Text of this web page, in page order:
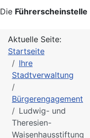
Die Führerscheinstelle
Aktuelle Seite:
Startseite
Ihre
Stadtverwaltung
Bürgerengagement
Ludwig- und
Theresien-
Waisenhausstiftung